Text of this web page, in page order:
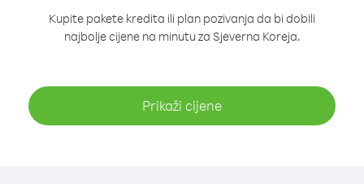
Kupite pakete kredita ili plan pozivanja da bi dobili
najbolje cijene na minutu za Sjeverna Koreja.
Prikaži cijene